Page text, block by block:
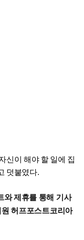
신이 해야 할 일에 집
덧붙였다.
와제휴를 통해 기사
허프포스트코리아